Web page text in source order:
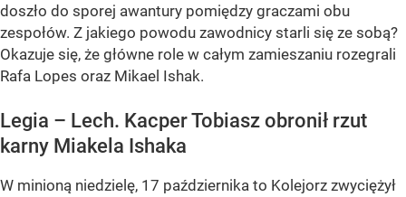
doszło do sporej awantury pomiędzy graczami obu
zespołów. Z jakiego powodu zawodnicy starli się ze sobą?
Okazuje się, że główne role w całym zamieszaniu rozegrali
Rafa Lopes oraz Mikael Ishak.
Legia – Lech. Kacper Tobiasz obronił rzut
karny Miakela Ishaka
W minioną niedzielę, 17 października to Kolejorz zwyciężył